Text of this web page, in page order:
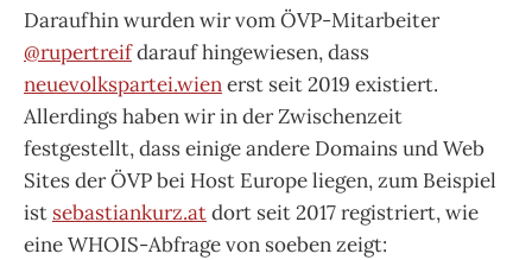
Daraufhin wurden wir vom ÖVP-Mitarbeiter
@rupertreifdarauf hingewiesen, dass
neuevolkspartei.wienerst seit 2019 existiert.
Allerdings haben wir in der Zwischenzeit
festgestellt, dass einige andere Domains und Web
Sites der ÖVP bei Host Europe liegen, zum Beispiel
ist sebastiankurz.atdort seit 2017 registriert, wie
eine WHOIS-Abfrage von soeben zeigt: